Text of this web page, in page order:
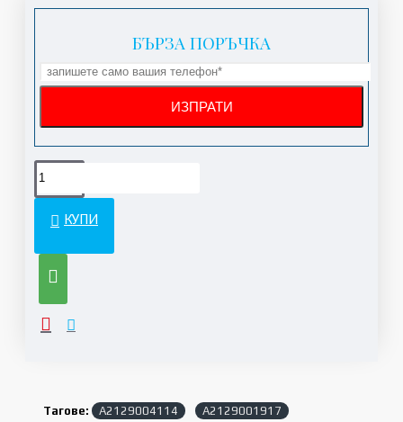
БЪРЗА ПОРЪЧКА
КУПИ
Тагове: A2129004114 A2129001917